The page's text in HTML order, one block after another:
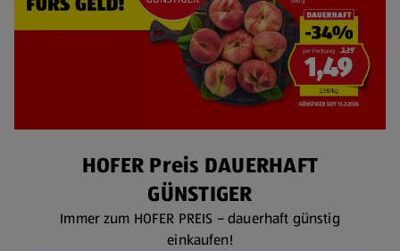
HOFER Preis DAUERHAFT
GÜNSTIGER
Immer zum HOFER PREIS – dauerhaft günstig
einkaufen!